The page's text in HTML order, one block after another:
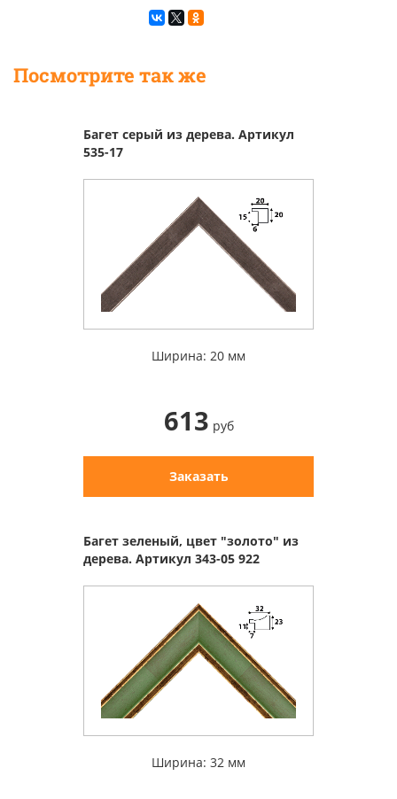
Посмотрите так же
Багет серый из дерева. Артикул
535-17
Ширина: 20 мм
613 руб
Заказать
Багет зеленый, цвет "золото" из
дерева. Артикул 343-05 922
Ширина: 32 мм